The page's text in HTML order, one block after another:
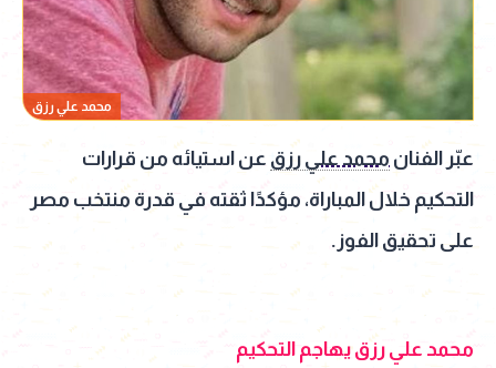
محمد علي رزق
عبّر الفنان محمد علي رزق عن استيائه من قرارات
التحكيم خلال المباراة، مؤكدًا ثقته في قدرة منتخب مصر
على تحقيق الفوز.
محمد علي رزق يهاجم التحكيم